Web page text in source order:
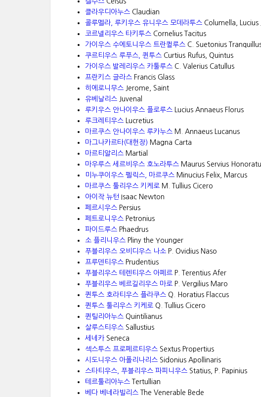
클라우디아누스 Claudian
콜루멜라, 루키우스 유니우스 모데라투스 Columella,
코르넬리우스 타키투스 Cornelius Tacitus
가이우스 수에토니우스 트란퀼루스 C. Suetonius
쿠르티우스 루푸스, 퀸투스 Curtius Rufus, Quintus
가이우스 발레리우스 카툴루스 C. Valerius Catullus
프란키스 글라스 Francis Glass
히에로니무스 Jerome, Saint
유베날리스 Juvenal
루키우스 안나이우스 플로루스 Lucius Annaeus Florus
루크레티우스 Lucretius
마르쿠스 안나이우스 루카누스 M. Annaeus Lucanus
마그나카르타(대헌장) Magna Carta
마르티알리스 Martial
마우루스 세르비우스 호노라투스 Maurus Servius
미누쿠이우스 펠릭스, 마르쿠스 Minucius Felix, Marcus
마르쿠스 툴리우스 키케로 M. Tullius Cicero
아이작 뉴턴 Isaac Newton
페르시우스 Persius
페트로니우스 Petronius
파이드루스 Phaedrus
소 플리니우스 Pliny the Younger
푸블리우스 오비디우스 나소 P. Ovidius Naso
프루덴티우스 Prudentius
푸블리우스 테렌티우스 아페르 P. Terentius Afer
푸블리우스 베르길리우스 마로 P. Vergilius Maro
퀸투스 호라티우스 플라쿠스 Q. Horatius Flaccus
퀸투스 툴리우스 키케로 Q. Tullius Cicero
퀸틸리아누스 Quintilianus
살루스티우스 Sallustius
세네카Seneca
섹스투스 프로페르티우스 Sextus Propertius
시도니우스 아폴리나리스 Sidonius Apollinaris
스타티우스, 푸블리우스 파피니우스 Statius, P. Papinius
테르툴리아누스 Tertullian
베다 베네라빌리스 The Venerable Bede